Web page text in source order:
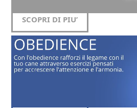
SCOPRI DI PIU’